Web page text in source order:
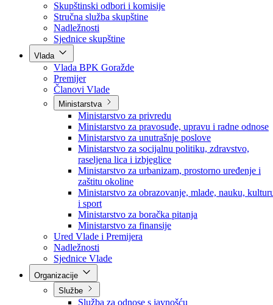
Poslanici po strankama
Poslanici po klubovima naroda
Kolegij skupštine
Skupštinski odbori i komisije
Stručna služba skupštine
Nadležnosti
Sjednice skupštine
Vlada
Vlada BPK Goražde
Premijer
Članovi Vlade
Ministarstva
Ministarstvo za privredu
Ministarstvo za pravosuđe, upravu i radne odnose
Ministarstvo za unutrašnje poslove
Ministarstvo za socijalnu politiku, zdravstvo,
raseljena lica i izbjeglice
Ministarstvo za urbanizam, prostorno uređenje i
zaštitu okoline
Ministarstvo za obrazovanje, mlade, nauku,
i sport
Ministarstvo za boračka pitanja
Ministarstvo za finansije
Ured Vlade i Premijera
Nadležnosti
Sjednice Vlade